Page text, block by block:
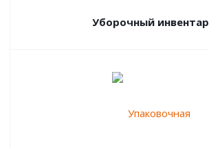
Уборочный